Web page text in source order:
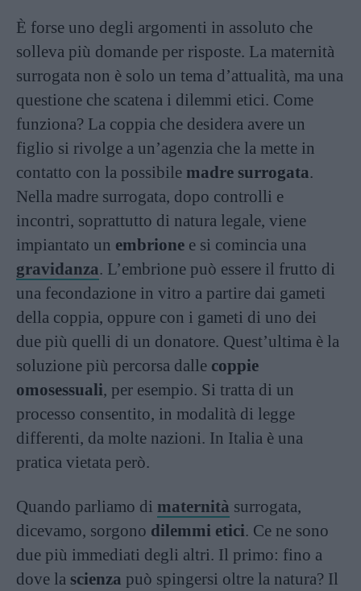
È forse uno degli argomenti in assoluto che
solleva più domande per risposte. La maternità
surrogata non è solo un tema d’attualità, ma una
questione che scatena i dilemmi etici. Come
funziona? La coppia che desidera avere un
figlio si rivolge a un’agenzia che la mette in
contatto con la possibile madre surrogata.
Nella madre surrogata, dopo controlli e
incontri, soprattutto di natura legale, viene
impiantato un embrione e si comincia una
gravidanza. L’embrione può essere il frutto di
una fecondazione in vitro a partire dai gameti
della coppia, oppure con i gameti di uno dei
due più quelli di un donatore. Quest’ultima è la
soluzione più percorsa dalle coppie
omosessuali, per esempio. Si tratta di un
processo consentito, in modalità di legge
differenti, da molte nazioni. In Italia è una
pratica vietata però.
Quando parliamo di maternità surrogata,
dicevamo, sorgono dilemmi etici. Ce ne sono
due più immediati degli altri. Il primo: fino a
dove la scienza può spingersi oltre la natura? Il